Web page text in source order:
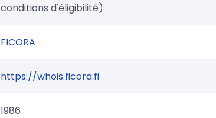
conditions d'éligibilité)
FICORA
https://whois.ficora.fi
1986